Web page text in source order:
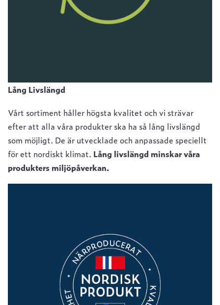
Lång Livslängd
Vårt sortiment håller högsta kvalitet och vi strävar
efter att alla våra produkter ska ha så lång livslängd
som möjligt. De är utvecklade och anpassade speciellt
för ett nordiskt klimat. Lång livslängd minskar våra
produkters miljöpåverkan.